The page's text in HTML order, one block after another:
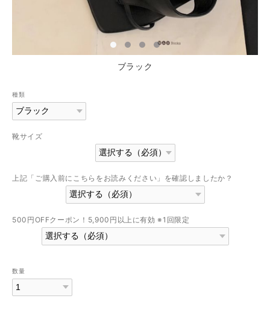
ブラック
種類
靴サイズ
上記「ご購入前にこちらをお読みください」を確認しましたか？
500円OFFクーポン！5,900円以上に有効 ※1回限定
数量